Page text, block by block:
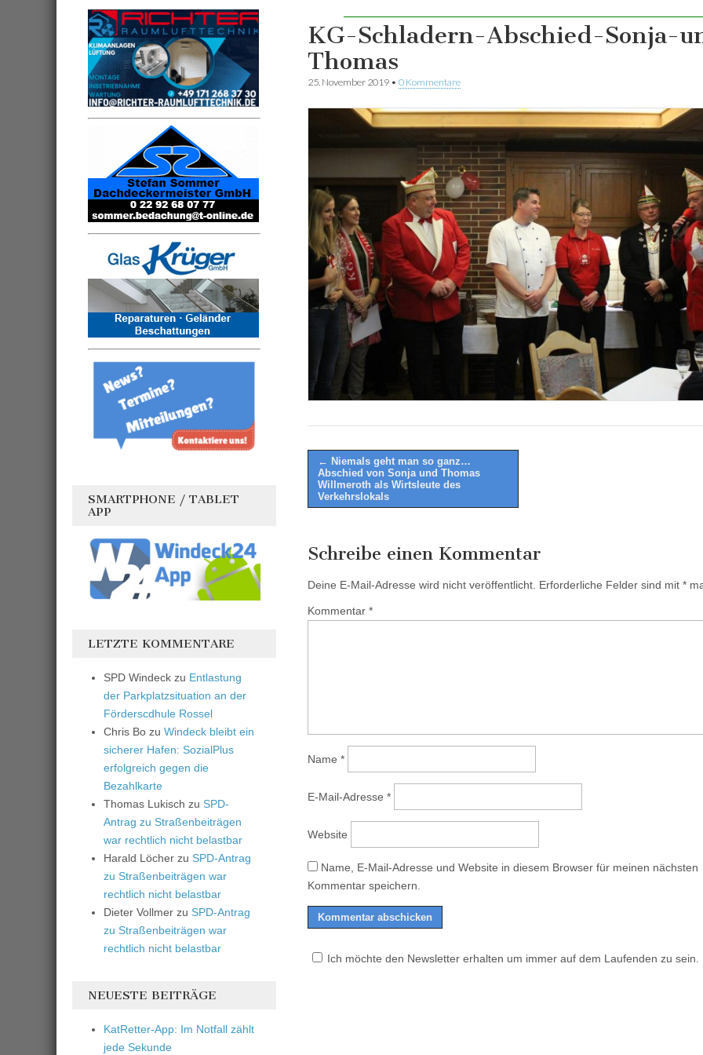
KG-Schladern-Abschied-Sonja-
Thomas
25. November 2019 • 0 Kommentare
Post
navigation
← Niemals geht man so ganz…
Abschied von Sonja und Thomas
Willmeroth als Wirtsleute des
Verkehrslokals
Schreibe einen Kommentar
Deine E-Mail-Adresse wird nicht veröffentlicht. Erforderliche Felder sind mit *
Kommentar *
Name *
E-Mail-Adresse *
Website
Name, E-Mail-Adresse und Website in diesem Browser für meinen nächsten
Kommentar speichern.
Ich möchte den Newsletter erhalten um immer auf dem Laufenden zu sein.
SMARTPHONE / TABLET
APP
LETZTE KOMMENTARE
SPD Windeck zu Entlastung
der Parkplatzsituation an der
Förderscdhule Rossel
Chris Bo zu Windeck bleibt ein
sicherer Hafen: SozialPlus
erfolgreich gegen die
Bezahlkarte
Thomas Lukisch zu SPD-
Antrag zu Straßenbeiträgen
war rechtlich nicht belastbar
Harald Löcher zu SPD-Antrag
zu Straßenbeiträgen war
rechtlich nicht belastbar
Dieter Vollmer zu SPD-Antrag
zu Straßenbeiträgen war
rechtlich nicht belastbar
NEUESTE BEITRÄGE
KatRetter-App: Im Notfall zählt
jede Sekunde